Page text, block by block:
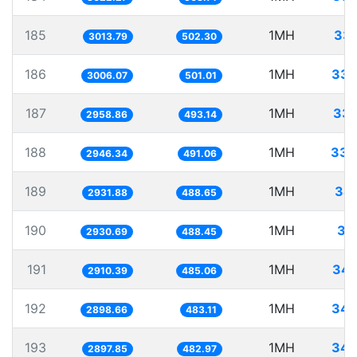
185 3013.79 502.30 1MH
186 3006.07 501.01 1MH
187 2958.86 493.14 1MH
188 2946.34 491.06 1MH
189 2931.88 488.65 1MH
190 2930.69 488.45 1MH
191 2910.39 485.06 1MH
192 2898.66 483.11 1MH
193 2897.85 482.97 1MH